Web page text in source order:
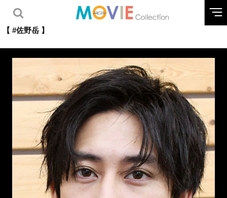
【 #佐野岳 】